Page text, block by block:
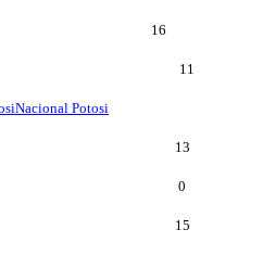
16
11
Nacional Potosi
13
0
15